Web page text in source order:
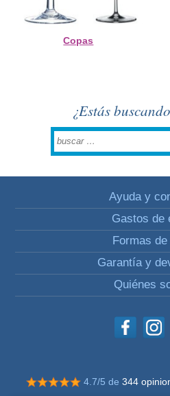
Copas
¿Estás
Ayuda y
Gastos de
Formas de
Garantía y
Quiénes
4.7/5 de 344